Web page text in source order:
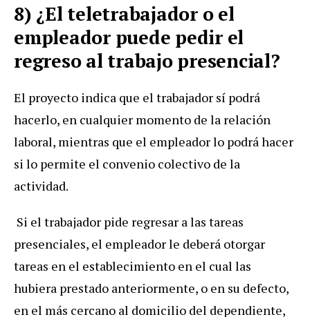
8) ¿El teletrabajador o el
empleador puede pedir el
regreso al trabajo presencial?
El proyecto indica que el trabajador sí podrá
hacerlo, en cualquier momento de la relación
laboral, mientras que el empleador lo podrá hacer
si lo permite el convenio colectivo de la
actividad.
Si el trabajador pide regresar a las tareas
presenciales, el empleador le deberá otorgar
tareas en el establecimiento en el cual las
hubiera prestado anteriormente, o en su defecto,
en el más cercano al domicilio del dependiente,